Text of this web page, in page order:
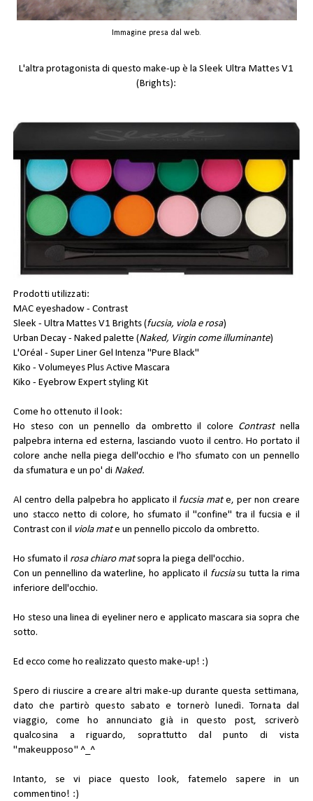
Immagine presa dal web.
L'altra protagonista di questo make-up è la Sleek Ultra Mattes V1
(Brights):
Prodotti utilizzati:
MAC eyeshadow - Contrast
Sleek - Ultra Mattes V1 Brights (fucsia, viola e rosa)
Urban Decay - Naked palette (Naked, Virgin come illuminante)
L'Oréal - Super Liner Gel Intenza "Pure Black"
Kiko - Volumeyes Plus Active Mascara
Kiko - Eyebrow Expert styling Kit
Come ho ottenuto il look:
Ho steso con un pennello da ombretto il colore Contrast nella
palpebra interna ed esterna, lasciando vuoto il centro. Ho portato il
colore anche nella piega dell'occhio e l'ho sfumato con un pennello
da sfumatura e un po' di Naked.
Al centro della palpebra ho applicato il fucsia mate, per non creare
uno stacco netto di colore, ho sfumato il "confine" tra il fucsia e il
Contrast con il viola mate un pennello piccolo da ombretto.
Ho sfumato il rosa chiaro matsopra la piega dell'occhio.
Con un pennellino da waterline, ho applicato il fucsia su tutta la rima
inferiore dell'occhio.
Ho steso una linea di eyeliner nero e applicato mascara sia sopra che
sotto.
Ed ecco come ho realizzato questo make-up! :)
Spero di riuscire a creare altri make-up durante questa settimana,
dato che partirò questo sabato e tornerò lunedì. Tornata dal
viaggio, come ho annunciato già inquesto post, scriverò
qualcosina a riguardo, soprattutto dal punto di vista
"makeupposo" ^_^
Intanto, se vi piace questo look, fatemelo sapere in un
commentino! :)